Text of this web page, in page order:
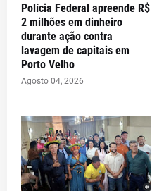
Polícia Federal apreende R$
2 milhões em dinheiro
durante ação contra
lavagem de capitais em
Porto Velho
Agosto 04, 2026